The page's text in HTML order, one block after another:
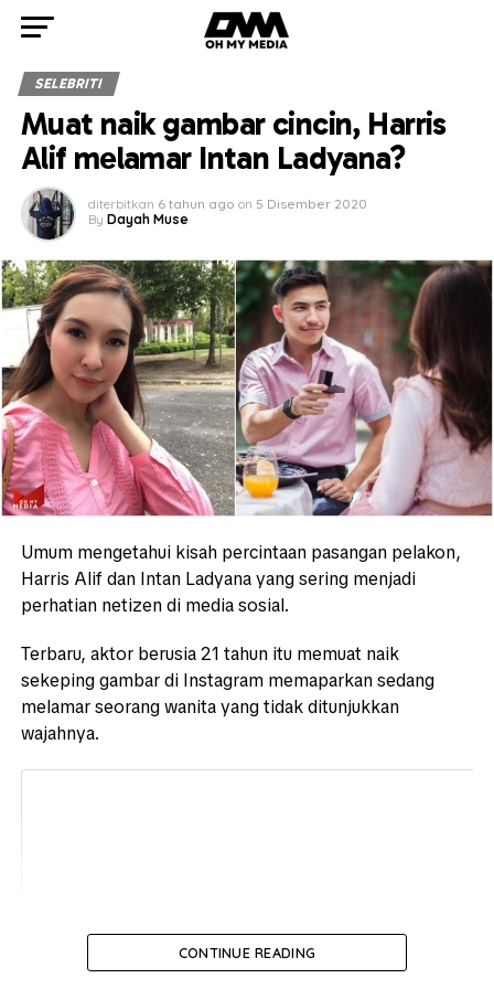
SELEBRITI
Muat naik gambar cincin, Harris
Alif melamar Intan Ladyana?
diterbitkan 6 tahun ago on 5 Disember 2020
By Dayah Muse
Umum mengetahui kisah percintaan pasangan pelakon,
Harris Alif dan Intan Ladyana yang sering menjadi
perhatian netizen di media sosial.
Terbaru, aktor berusia 21 tahun itu memuat naik
sekeping gambar di Instagram memaparkan sedang
melamar seorang wanita yang tidak ditunjukkan
wajahnya.
CONTINUE READING